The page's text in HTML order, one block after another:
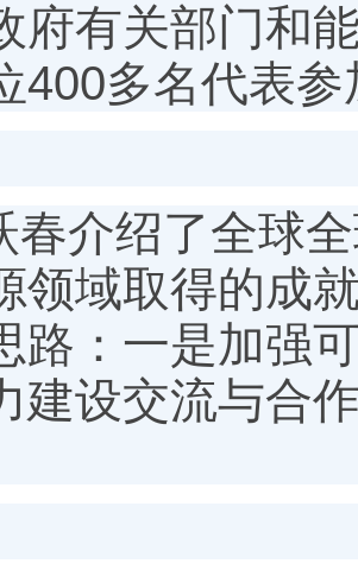
府有关部门和
400多名代表
春介绍了全球
领域取得的成
路：一是加强
建设交流与合